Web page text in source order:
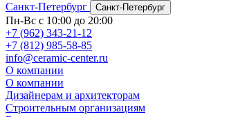
Санкт-Петербург
Санкт-Петербург
Пн-Вс с 10:00 до 20:00
+7 (962) 343-21-12
+7 (812) 985-58-85
info@ceramic-center.ru
О компании
О компании
Дизайнерам и архитекторам
Строительным организациям